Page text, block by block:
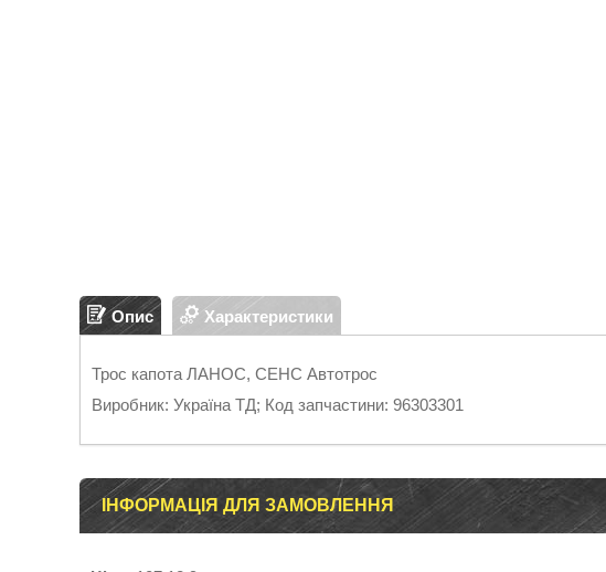
Опис Характеристики
Трос капота ЛАНОС, СЕНС Автотрос
Виробник: Україна ТД; Код запчастини: 96303301
ІНФОРМАЦІЯ ДЛЯ ЗАМОВЛЕННЯ